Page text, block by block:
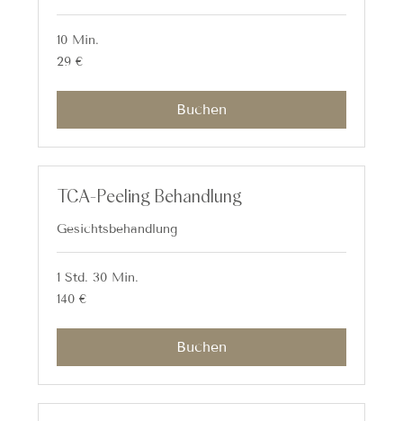
10 Min.
29
Euro
29 €
Buchen
TCA-Peeling Behandlung
Gesichtsbehandlung
1 Std. 30 Min.
140
Euro
140 €
Buchen